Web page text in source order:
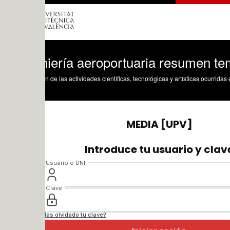
aeroportuaria resumen tema 8-2
de las actividades científicas, tecnológicas y artísticas ocurridas en los tres